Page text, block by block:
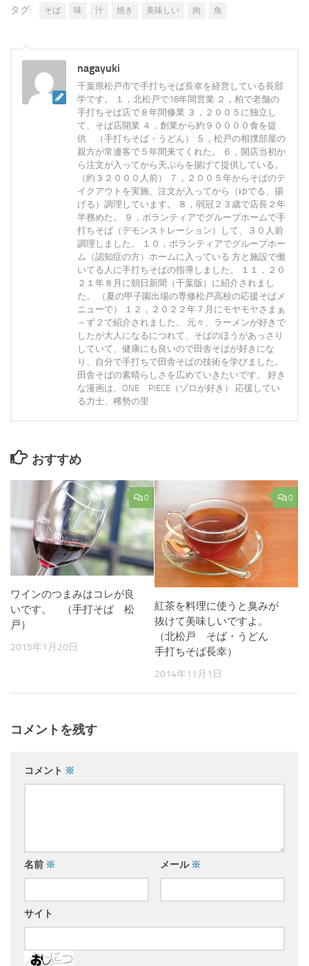
タグ: そば 味 汁 焼き 美味しい 肉 魚
nagayuki
千葉県松戸市で手打ちそば長幸を経営している長部
学です。 １，北松戸で18年間営業 ２，柏で老舗の
手打ちそば店で８年間修業 ３，２００５に独立し
て、そば店開業 ４，創業から約９００００食を提
供 （手打ちそば・うどん） ５，松戸の相撲部屋の
親方が常連客で５年間来てくれた。 ６，開店当初か
ら注文が入ってから天ぷらを揚げて提供している。
（約３２０００人前） ７，２００５年からそばのテ
イクアウトを実施、注文が入ってから（ゆでる、揚
げる）調理しています。 ８，弱冠２３歳で店長２年
半務めた。 ９，ボランティアでグループホームで手
打ちそば（デモンストレーション）して、３０人前
調理しました。 １０，ボランティアでグループホー
ム（認知症の方）ホームに入っている 方と施設で働
いてる人に手打ちそばの指導しました。 １１，２０
２１年８月に朝日新聞（千葉版）に紹介されまし
た。 （夏の甲子園出場の専修松戸高校の応援そばメ
ニューで） １２，２０２２年７月にモヤモヤさまぁ
～ず２で紹介されました。 元々、ラーメンが好きで
したが大人になるにつれて、そばのほうがあっさり
していて、健康にも良いので田舎そばが好きにな
り、自分で手打ちで田舎そばの技術を学びました。
田舎そばの素晴らしさを広めていきたいです。 好き
な漫画は、ONE PIECE（ゾロが好き） 応援してい
る力士、稀勢の里
おすすめ
0
ワインのつまみはコレが良
いです。 （手打そば 松
戸）
2015年1月20日
0
紅茶を料理に使うと臭みが
抜けて美味しいですよ。
（北松戸 そば・うどん
手打ちそば長幸）
2014年11月1日
コメントを残す
コメント ※
名前 ※ メール ※
サイト